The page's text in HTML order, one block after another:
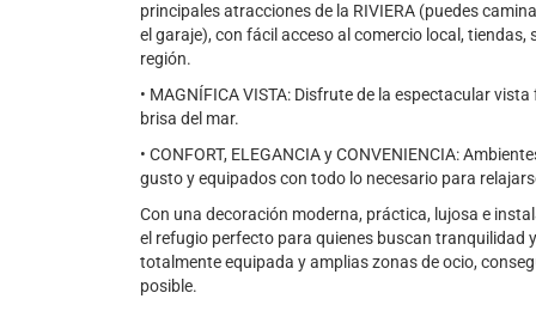
principales atracciones de la RIVIERA (puedes
el garaje), con fácil acceso al comercio local,
región.
• MAGNÍFICA VISTA: Disfrute de la espectacular
brisa del mar.
• CONFORT, ELEGANCIA y CONVENIENCIA:
gusto y equipados con todo lo necesario para
Con una decoración moderna, práctica, lujosa e
el refugio perfecto para quienes buscan tranquilidad
totalmente equipada y amplias zonas de ocio,
posible.